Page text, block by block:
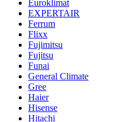
Euroklimat
EXPERTAIR
Ferrum
Flixx
Fujimitsu
Fujitsu
Funai
General Climate
Gree
Haier
Hisense
Hitachi